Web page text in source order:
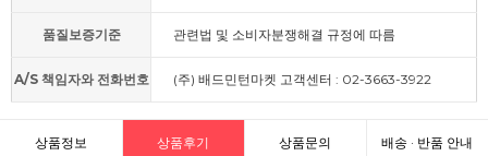
품질보증기준 관련법 및 소비자분쟁해결 규정에 따름
A/S 책임자와 전화번호 (주) 배드민턴마켓 고객센터 : 02-3663-3922
상품정보 상품후기 상품문의 배송 · 반품 안내